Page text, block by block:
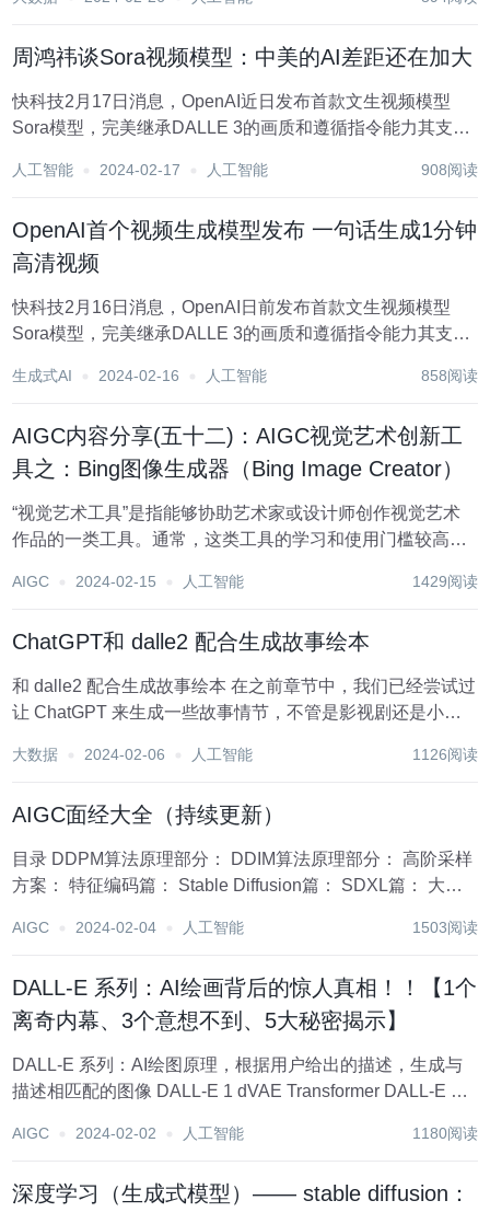
Brooks两位负责人在内的工作人员唰唰唰N连发。 （好了好
周鸿祎谈Sora视频模型：中美的AI差距还在加大
快科技2月17日消息，OpenAI近日发布首款文生视频模型
Sora模型，完美继承DALLE 3的画质和遵循指令能力其支持
360董事长周鸿祎日前在微博发文，谈到OpenAI的文字转视
人工智能 2024-02-17 人工智能 908阅读
OpenAI首个视频生成模型发布 一句话生成1分钟
高清视频
快科技2月16日消息，OpenAI日前发布首款文生视频模型
Sora模型，完美继承DALLE 3的画质和遵循指令能力其支持
该模型可以深度模拟真实物理世界，标志着人工智能在理解
生成式AI 2024-02-16 人工智能 858阅读
AIGC内容分享(五十二)：AIGC视觉艺术创新工
具之：Bing图像生成器（Bing Image Creator）
“视觉艺术工具”是指能够协助艺术家或设计师创作视觉艺术
作品的一类工具。通常，这类工具的学习和使用门槛较高，
品，这种创新的创作方式显著降低了艺术创作的门槛，使其
AIGC 2024-02-15 人工智能 1429阅读
ChatGPT和 dalle2 配合生成故事绘本
和 dalle2 配合生成故事绘本 在之前章节中，我们已经尝试过
让 ChatGPT 来生成一些故事情节，不管是影视剧还是小说
可不可以一步到位，把 ChatGPT 编出来的故事情节，再画
大数据 2024-02-06 人工智能 1126阅读
AIGC面经大全（持续更新）
目录 DDPM算法原理部分： DDIM算法原理部分： ⾼阶采样
⽅案： 特征编码篇： Stable Diffusion篇： SDXL篇： ⼤模
分： 简述DDP...
AIGC 2024-02-04 人工智能 1503阅读
DALL-E 系列：AI绘画背后的惊人真相！！【1个
离奇内幕、3个意想不到、5大秘密揭示】
DALL-E 系列：AI绘图原理，根据用户给出的描述，生成与
描述相匹配的图像 DALL-E 1 dVAE Transformer DALL-E 2
AIGC 2024-02-02 人工智能 1180阅读
深度学习（生成式模型）—— stable diffusion：